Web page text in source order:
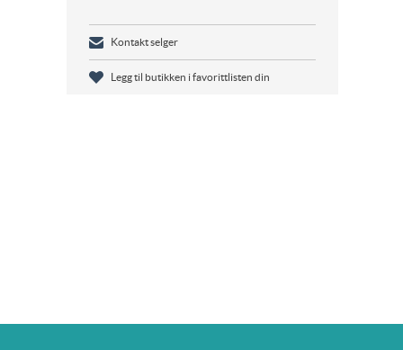
Kontakt selger
Legg til butikken i favorittlisten din